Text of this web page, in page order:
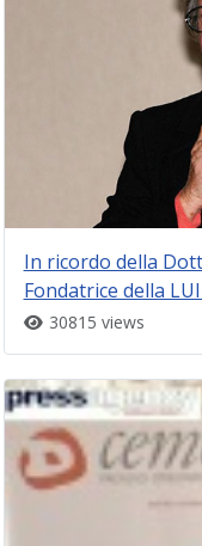
In ricordo della
Fondatrice della
30815 views